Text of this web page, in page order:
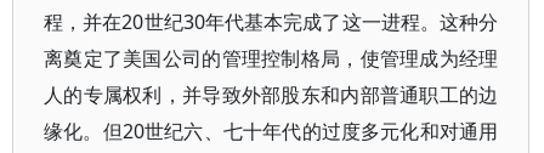
程，并在20世纪30年代基本完成了这一进程。这种分
离奠定了美国公司的管理控制格局，使管理成为经理
人的专属权利，并导致外部股东和内部普通职工的边
缘化。但20世纪六、七十年代的过度多元化和对通用